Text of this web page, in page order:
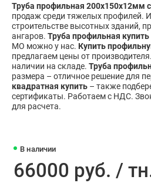
В наличии
66000 руб. /
Труба профильная 200х150х12мм
продаж среди тяжелых профилей.
строительстве высотных зданий,
ангаров. Труба профильная купить
МО можно у нас. Купить
предлагаем цены от производителя.
наличии на складе. Труба
размера – отличное решение для
квадратная купить – также
сертификаты. Работаем с НДС.
для расчета.